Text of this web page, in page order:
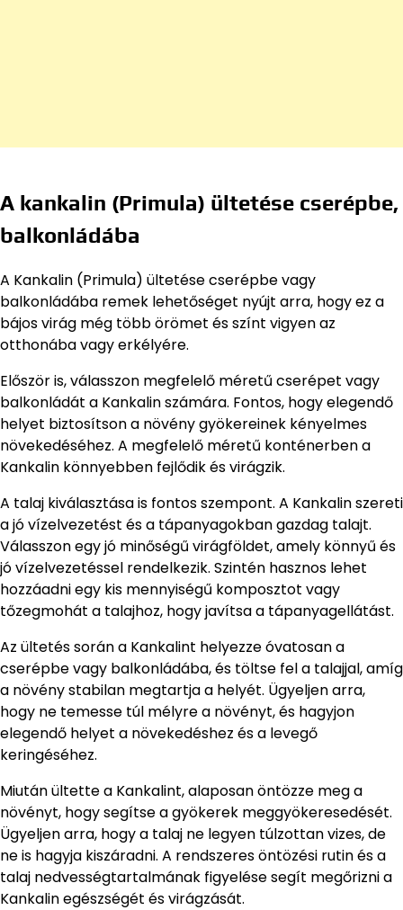
A kankalin (Primula) ültetése cserépbe,
balkonládába
A Kankalin (Primula) ültetése cserépbe vagy
balkonládába remek lehetőséget nyújt arra, hogy ez a
bájos virág még több örömet és színt vigyen az
otthonába vagy erkélyére.
Először is, válasszon megfelelő méretű cserépet vagy
balkonládát a Kankalin számára. Fontos, hogy elegendő
helyet biztosítson a növény gyökereinek kényelmes
növekedéséhez. A megfelelő méretű konténerben a
Kankalin könnyebben fejlődik és virágzik.
A talaj kiválasztása is fontos szempont. A Kankalin szereti
a jó vízelvezetést és a tápanyagokban gazdag talajt.
Válasszon egy jó minőségű virágföldet, amely könnyű és
jó vízelvezetéssel rendelkezik. Szintén hasznos lehet
hozzáadni egy kis mennyiségű komposztot vagy
tőzegmohát a talajhoz, hogy javítsa a tápanyagellátást.
Az ültetés során a Kankalint helyezze óvatosan a
cserépbe vagy balkonládába, és töltse fel a talajjal, amíg
a növény stabilan megtartja a helyét. Ügyeljen arra,
hogy ne temesse túl mélyre a növényt, és hagyjon
elegendő helyet a növekedéshez és a levegő
keringéséhez.
Miután ültette a Kankalint, alaposan öntözze meg a
növényt, hogy segítse a gyökerek meggyökeresedését.
Ügyeljen arra, hogy a talaj ne legyen túlzottan vizes, de
ne is hagyja kiszáradni. A rendszeres öntözési rutin és a
talaj nedvességtartalmának figyelése segít megőrizni a
Kankalin egészségét és virágzását.